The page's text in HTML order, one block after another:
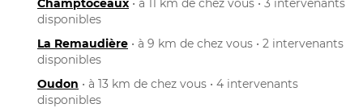
Champtoceaux • à 11 km de chez vous • 3 intervenants
disponibles
La Remaudière • à 9 km de chez vous • 2 intervenants
disponibles
Oudon • à 13 km de chez vous • 4 intervenants
disponibles